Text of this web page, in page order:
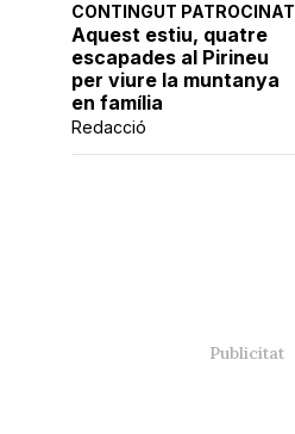
CONTINGUT PATROCINAT
Aquest estiu, quatre
escapades al Pirineu
per viure la muntanya
en família
Redacció